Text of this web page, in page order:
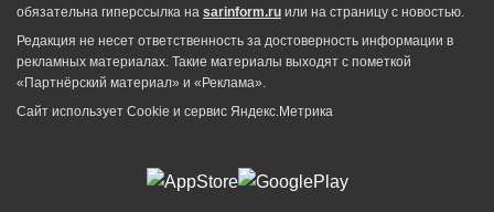
обязательна гиперссылка на sarinform.ru или на страницу с новостью.
Редакция не несет ответственность за достоверность информации в
рекламных материалах. Такие материалы выходят с пометкой
«Партнёрский материал» и «Реклама».
Сайт использует Cookie и сервиc Яндекс.Метрика